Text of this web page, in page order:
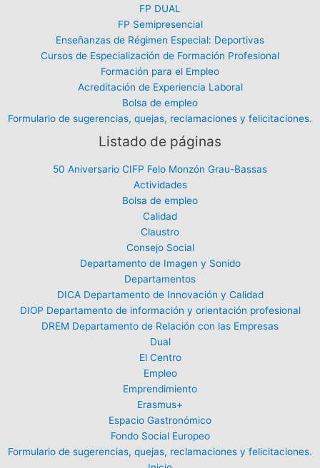
FP DUAL
FP Semipresencial
Enseñanzas de Régimen Especial: Deportivas
Cursos de Especialización de Formación Profesional
Formación para el Empleo
Acreditación de Experiencia Laboral
Bolsa de empleo
Formulario de sugerencias, quejas, reclamaciones y felicitaciones.
Listado de páginas
50 Aniversario CIFP Felo Monzón Grau-Bassas
Actividades
Bolsa de empleo
Calidad
Claustro
Consejo Social
Departamento de Imagen y Sonido
Departamentos
DICA Departamento de Innovación y Calidad
DIOP Departamento de información y orientación profesional
DREM Departamento de Relación con las Empresas
Dual
El Centro
Empleo
Emprendimiento
Erasmus+
Espacio Gastronómico
Fondo Social Europeo
Formulario de sugerencias, quejas, reclamaciones y felicitaciones.